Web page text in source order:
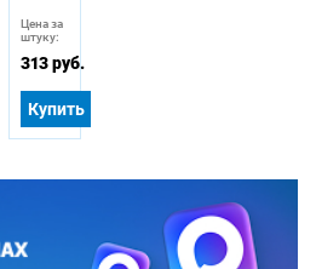
Цена за
штуку:
313 руб.
Купить